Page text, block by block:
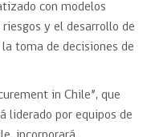
con modelos
y el desarrollo de
toma de decisiones de
in Chile”, que
liderado por equipos de